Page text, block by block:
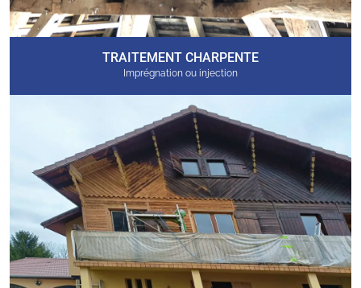
TRAITEMENT CHARPENTE
Imprégnation ou injection